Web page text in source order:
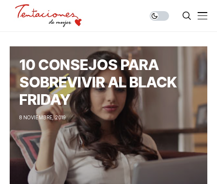
10 CONSEJOS PARA
SOBREVIVIR AL BLACK
FRIDAY
8 NOVIEMBRE, 2019